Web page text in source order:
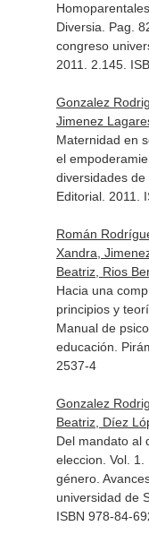
Diversia. Pag.
congreso
2011. 2.145.
Gonzalez
Jimenez
Maternidad en
el
diversidades
Editorial. 2011.
Román
Xandra,
Beatriz, Rios
Hacia una
principios y
Manual de
educación .
2537-4
Gonzalez
Beatriz, Díez
Del mandato al
eleccion. Vol. 1.
género.
universidad de
ISBN 978-84-